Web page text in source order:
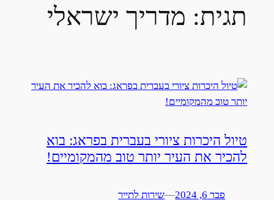
תגית: מדריך ישראלי
טיול היכרות ציורי בעברית בפראג: בוא
להכיר את העיר יותר טוב מהמקומיים!
פבר 6, 2024 —שירות לתייר